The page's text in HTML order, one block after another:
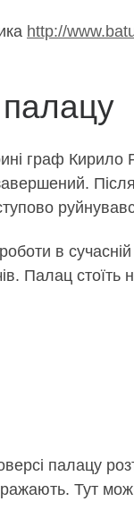
http://
палацу
граф Кирило
роботи в
Палац стоїть
палацу
Тут